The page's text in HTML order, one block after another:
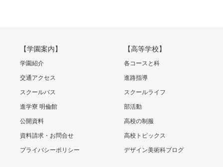
【学園案内】
学園紹介
交通アクセス
スクールバス
進学寮 明倫館
公開資料
資料請求・お問合せ
プライバシーポリシー
【高等学校】
各コースと科
進路指導
スクールライフ
部活動
高校の制服
高校トピックス
デザイン美術科ブログ